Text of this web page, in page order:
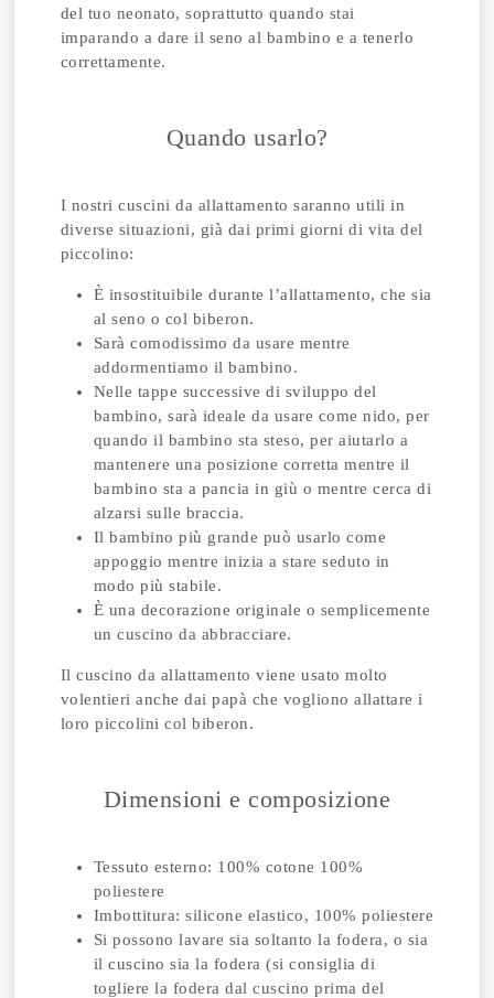
del tuo neonato, soprattutto quando stai
imparando a dare il seno al bambino e a tenerlo
correttamente.
Quando usarlo?
I nostri cuscini da allattamento saranno utili in
diverse situazioni, già dai primi giorni di vita del
piccolino:
È insostituibile durante l’allattamento, che sia
al seno o col biberon.
Sarà comodissimo da usare mentre
addormentiamo il bambino.
Nelle tappe successive di sviluppo del
bambino, sarà ideale da usare come nido, per
quando il bambino sta steso, per aiutarlo a
mantenere una posizione corretta mentre il
bambino sta a pancia in giù o mentre cerca di
alzarsi sulle braccia.
Il bambino più grande può usarlo come
appoggio mentre inizia a stare seduto in
modo più stabile.
È una decorazione originale o semplicemente
un cuscino da abbracciare.
Il cuscino da allattamento viene usato molto
volentieri anche dai papà che vogliono allattare i
loro piccolini col biberon.
Dimensioni e composizione
Tessuto esterno: 100% cotone 100%
poliestere
Imbottitura: silicone elastico, 100% poliestere
Si possono lavare sia soltanto la fodera, o sia
il cuscino sia la fodera (si consiglia di
togliere la fodera dal cuscino prima del